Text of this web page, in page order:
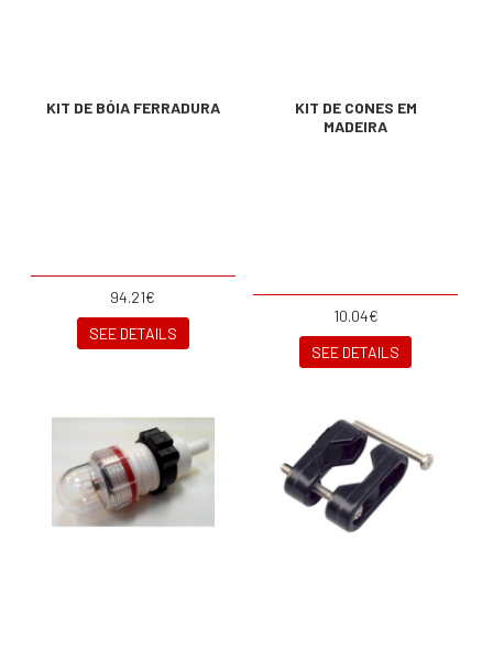
KIT DE BÓIA FERRADURA
94.21€
SEE DETAILS
KIT DE CONES EM
MADEIRA
10.04€
SEE DETAILS